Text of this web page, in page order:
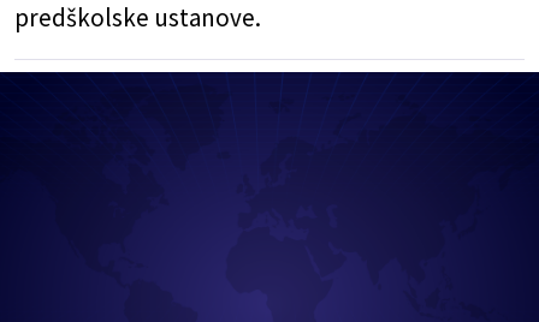
predškolske ustanove.